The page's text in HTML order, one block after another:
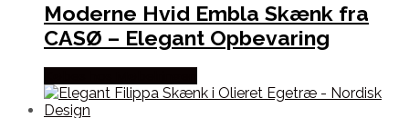
Moderne Hvid Embla Skænk fra
CASØ – Elegant Opbevaring